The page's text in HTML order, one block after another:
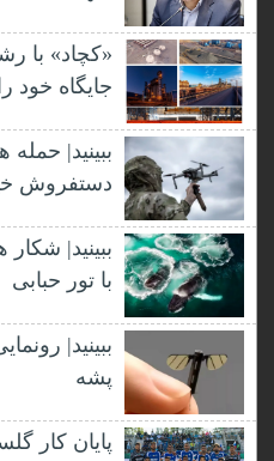
جایگاه خود را
ببینید| حمله
دستفروش
ببینید| شکار
با تور حبابی
ببینید|
پشه
پایان کار